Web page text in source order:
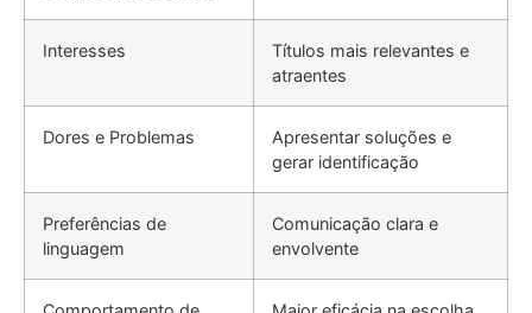
Interesses
Títulos mais relevantes e
atraentes
Dores e Problemas
Apresentar soluções e
gerar identificação
Preferências de
linguagem
Comunicação clara e
envolvente